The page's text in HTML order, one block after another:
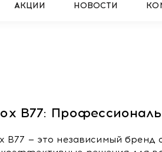
АКЦИИ НОВОСТИ
B77:
B77 — это независимый